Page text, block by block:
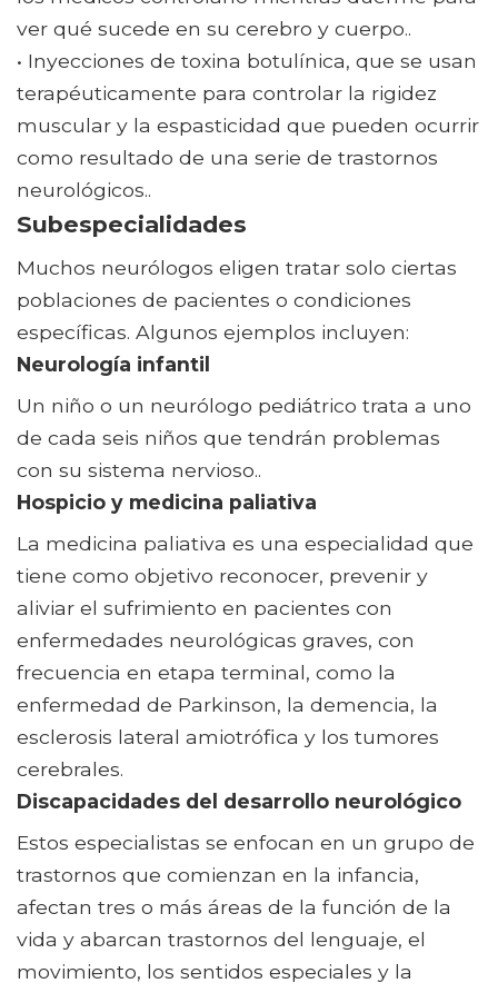
ver qué sucede en su cerebro y cuerpo..
• Inyecciones de toxina botulínica, que se usan
terapéuticamente para controlar la rigidez
muscular y la espasticidad que pueden ocurrir
como resultado de una serie de trastornos
neurológicos..
Subespecialidades
Muchos neurólogos eligen tratar solo ciertas
poblaciones de pacientes o condiciones
específicas. Algunos ejemplos incluyen:
Neurología infantil
Un niño o un neurólogo pediátrico trata a uno
de cada seis niños que tendrán problemas
con su sistema nervioso..
Hospicio y medicina paliativa
La medicina paliativa es una especialidad que
tiene como objetivo reconocer, prevenir y
aliviar el sufrimiento en pacientes con
enfermedades neurológicas graves, con
frecuencia en etapa terminal, como la
enfermedad de Parkinson, la demencia, la
esclerosis lateral amiotrófica y los tumores
cerebrales.
Discapacidades del desarrollo neurológico
Estos especialistas se enfocan en un grupo de
trastornos que comienzan en la infancia,
afectan tres o más áreas de la función de la
vida y abarcan trastornos del lenguaje, el
movimiento, los sentidos especiales y la